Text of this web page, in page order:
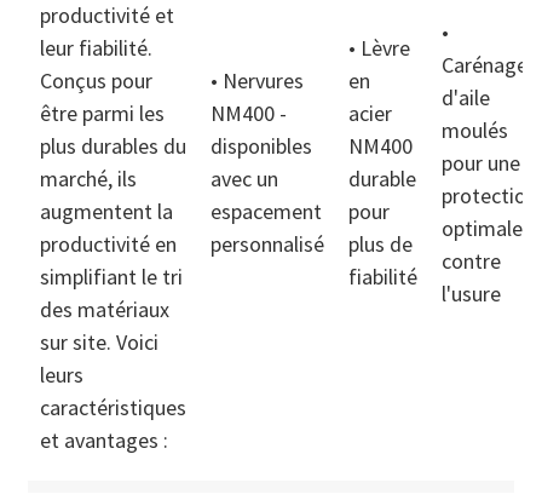
productivité et
leur fiabilité.
Conçus pour
être parmi les
plus durables du
marché, ils
augmentent la
productivité en
simplifiant le tri
des matériaux
sur site. Voici
leurs
caractéristiques
et avantages :
• Nervures
NM400 -
disponibles
avec un
espacement
personnalisé
• Lèvre
en
acier
NM400
durable
pour
plus de
fiabilité
•
Carénages
d'aile
moulés
pour une
protection
optimale
contre
l'usure